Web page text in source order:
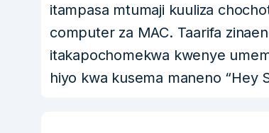
itampasa mtumaji kuuliza
computer za MAC. Taarifa
itakapochomekwa kwenye
hiyo kwa kusema maneno “Hey